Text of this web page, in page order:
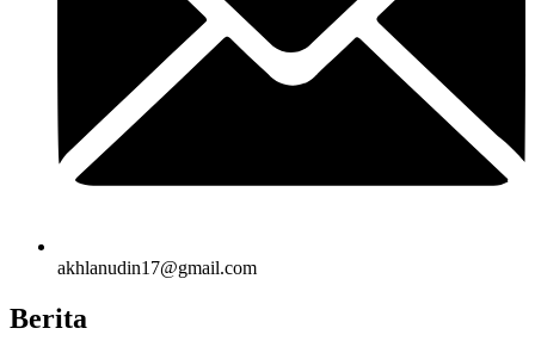
akhlanudin17@gmail.com
Berita